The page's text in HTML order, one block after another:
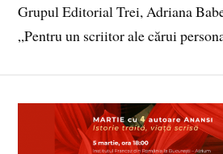
Grupul Editorial Trei, Adriana
„Pentru un scriitor ale cărui